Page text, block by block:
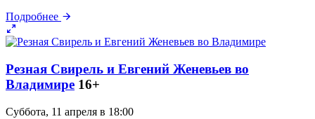
Подробнее
Резная Свирель и Евгений Женевьев во
Владимире 16+
Суббота, 11 апреля в 18:00